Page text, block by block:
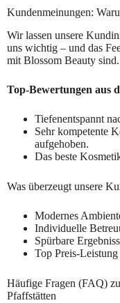
Kundenmeinungen:
Wir lassen unsere
uns wichtig – und das
mit Blossom Beauty sind.
Top-Bewertungen aus
Tiefenentspannt
Sehr kompetente
aufgehoben.
Das beste
Was überzeugt unsere
Modernes
Individuelle
Spürbare
Top Preis-Leistung
Häufige Fragen (FAQ)
Pfaffstätten